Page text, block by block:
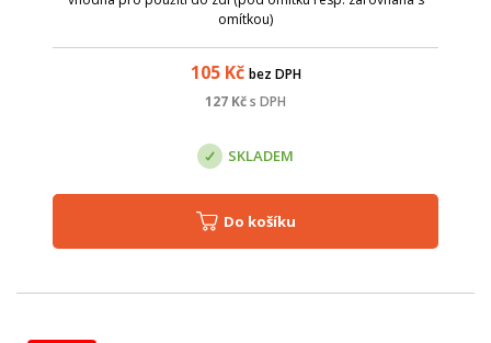
omítkou)
105Kč bez DPH
127 Kčs DPH
SKLADEM
Do košíku